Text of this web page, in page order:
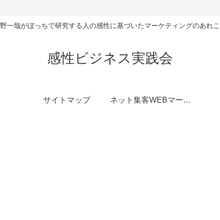
一哉がぼっちで研究する人の感性に基づいたマーケティングのあれ
感性ビジネス実践会
サイトマップ ネット集客WEBマーケティング無料相談室